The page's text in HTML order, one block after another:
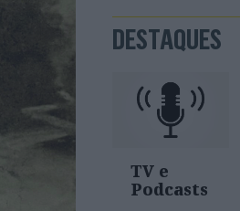
DESTAQUES
TV e
Podcasts